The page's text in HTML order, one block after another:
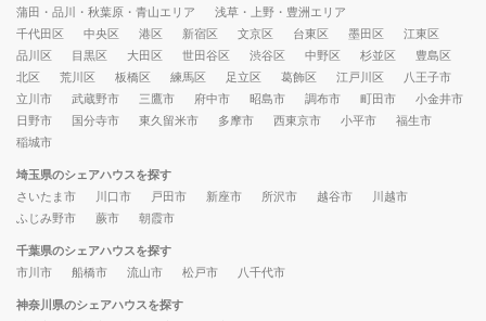
蒲田・品川・秋葉原・青山エリア
浅草・上野・豊洲エリア
千代田区
中央区 港区 新宿区 文京区 台東区 墨田区
江東区
品川区
目黒区 大田区 世田谷区 渋谷区 中野区 杉並区
豊島区
北区
荒川区 板橋区 練馬区 足立区 葛飾区 江戸川区
八王子市
立川市
武蔵野市 三鷹市 府中市 昭島市 調布市 町田市
小金井市
日野市
国分寺市 東久留米市 多摩市 西東京市 小平市
福生市
稲城市
埼玉県のシェアハウスを探す
さいたま市
川口市 戸田市 新座市 所沢市 越谷市
川越市
ふじみ野市
蕨市 朝霞市
千葉県のシェアハウスを探す
市川市
船橋市 流山市 松戸市 八千代市
神奈川県のシェアハウスを探す